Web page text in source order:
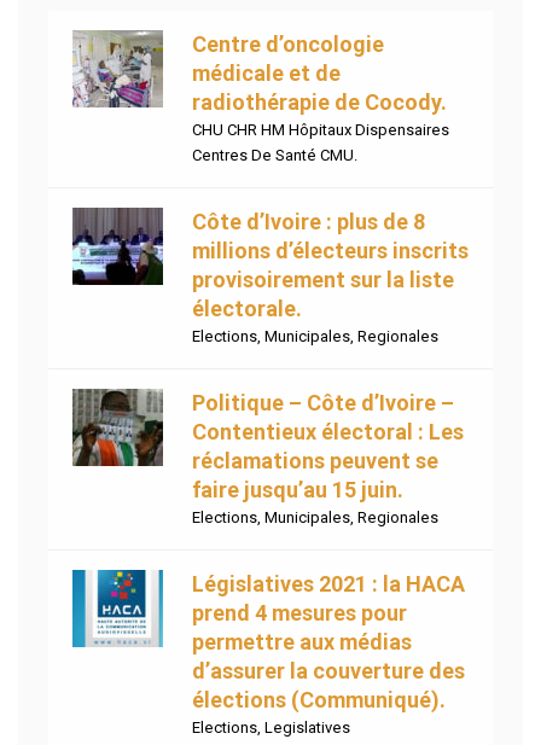
Centre d’oncologie
médicale et de
radiothérapie de Cocody.
CHU CHR HM Hôpitaux Dispensaires
Centres De Santé CMU.
Côte d’Ivoire : plus de 8
millions d’électeurs inscrits
provisoirement sur la liste
électorale.
Elections, Municipales, Regionales
Politique – Côte d’Ivoire –
Contentieux électoral : Les
réclamations peuvent se
faire jusqu’au 15 juin.
Elections, Municipales, Regionales
Législatives 2021 : la HACA
prend 4 mesures pour
permettre aux médias
d’assurer la couverture des
élections (Communiqué).
Elections, Legislatives